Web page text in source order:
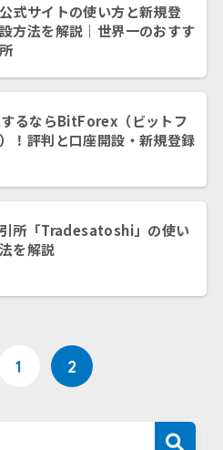
式サイトの使い方と新規登
方法を解説｜世界一のおすす
るならBitForex（ビットフ
！評判と口座開設・新規登録
所「Tradesatoshi」の使い
を解説
1 2